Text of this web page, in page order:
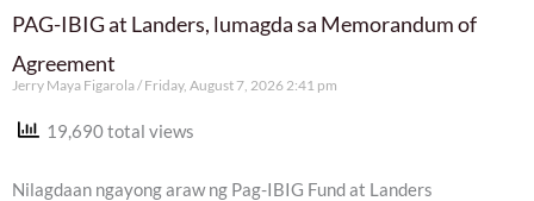
PAG-IBIG at Landers, lumagda sa Memorandum of
Agreement
Jerry Maya Figarola Friday, August 7, 2026 2:41 pm
19,690 total views
Nilagdaan ngayong araw ng Pag-IBIG Fund at Landers